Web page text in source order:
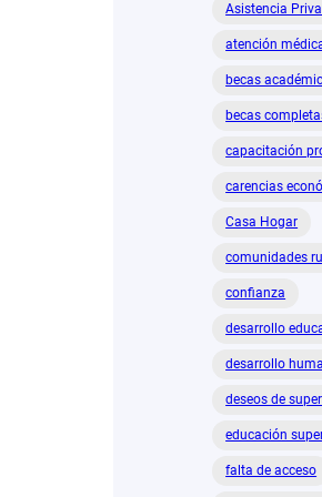
Asistencia
atención
becas
becas
capacitación
carencias
Casa Hogar
comunidades
confianza
desarrollo
desarrollo
deseos de
educación
falta de acceso